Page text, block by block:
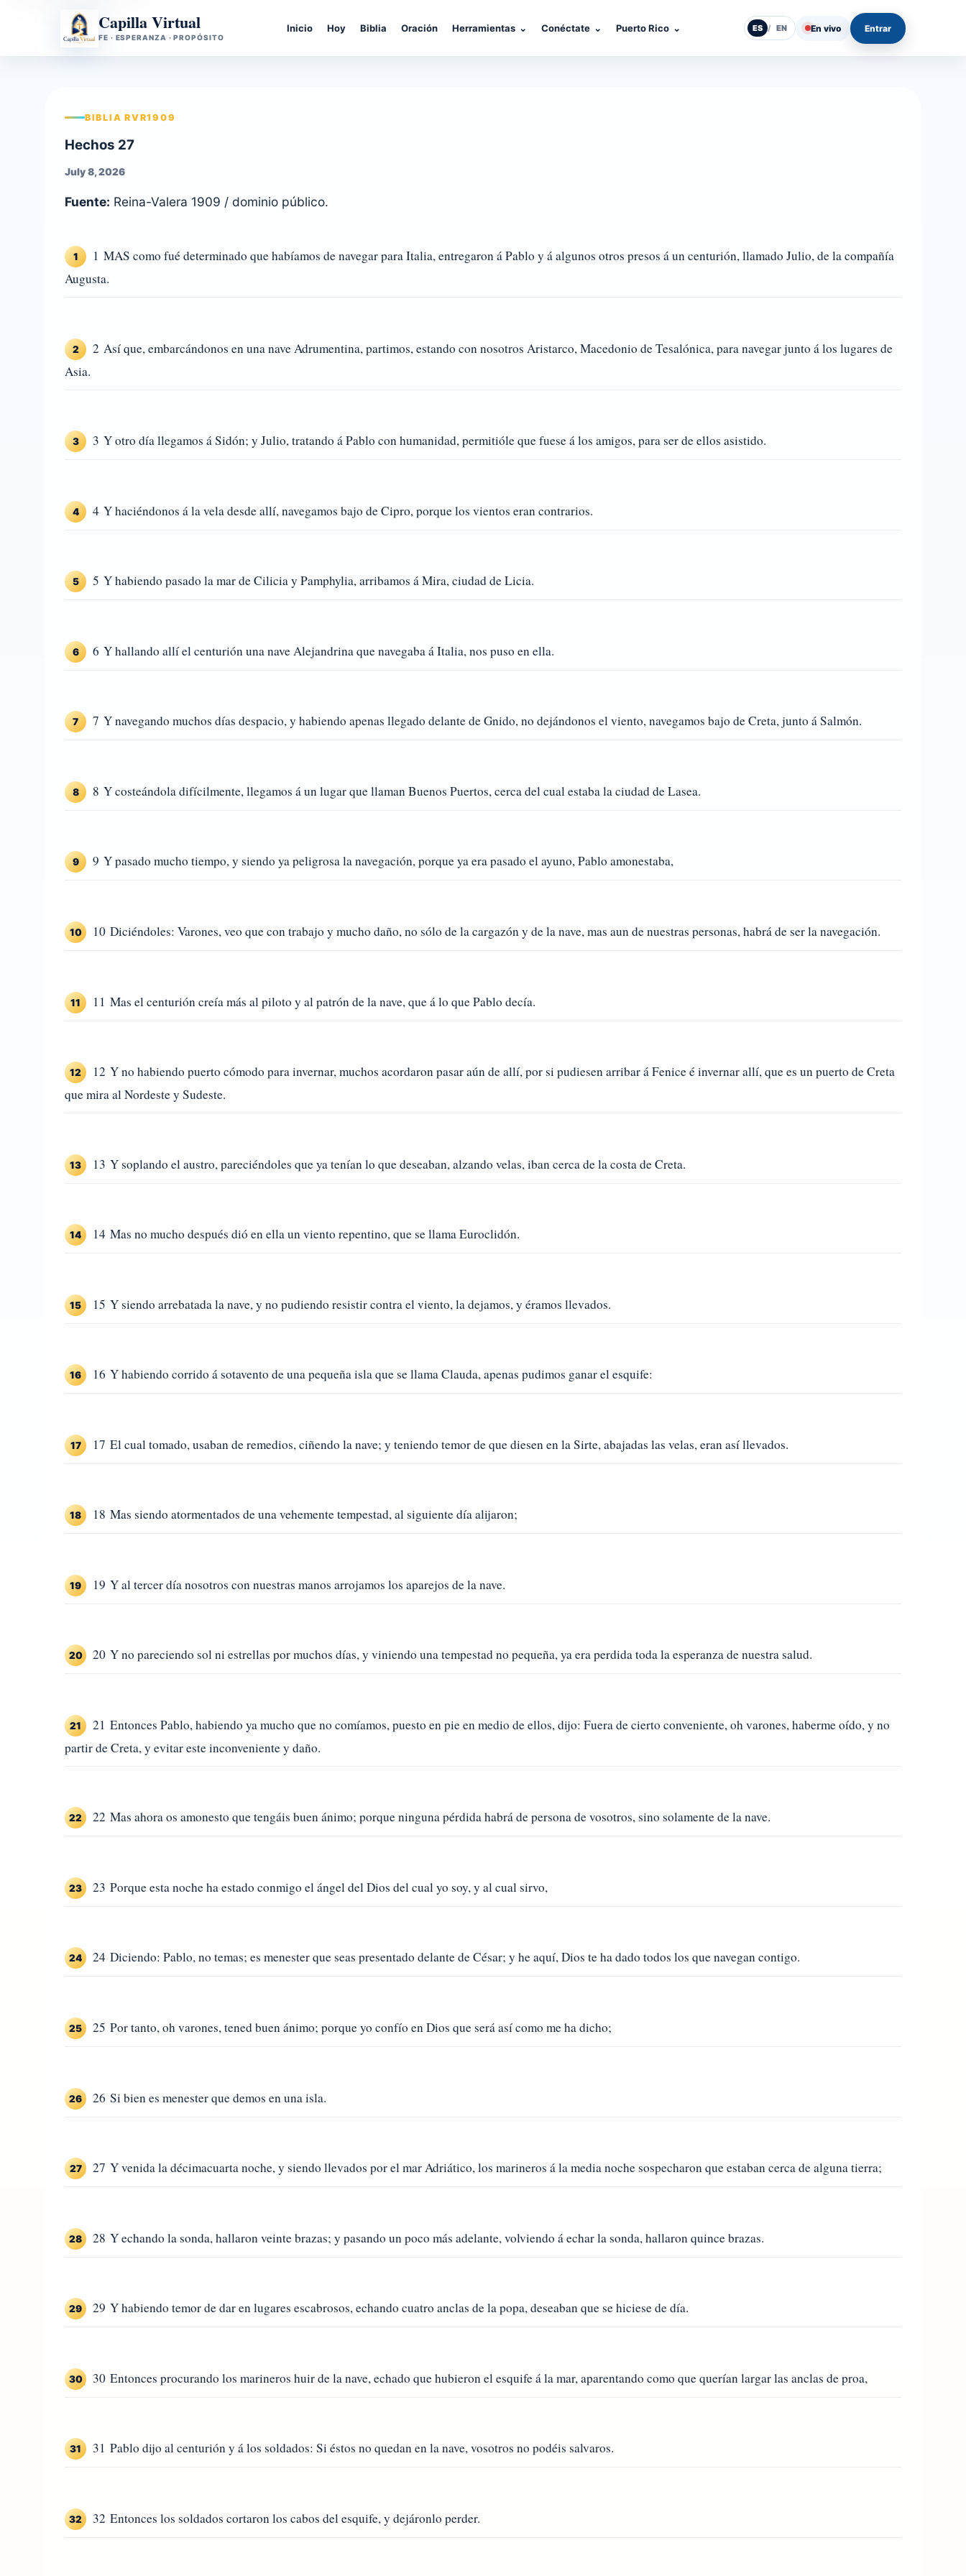
Capilla Virtual
FE · ESPERANZA · PROPÓSITO
Inicio Hoy Biblia Oración Herramientas ⌄ Conéctate ⌄ Puerto Rico ⌄ ES / EN En vivo Entrar
BIBLIA RVR1909
Hechos 27
July 8, 2026
Fuente: Reina-Valera 1909 / dominio público.
1
1 MAS como fué determinado que habíamos de navegar para Italia, entregaron á Pablo y á algunos otros presos á un centurión, llamado Julio, de la compañía
Augusta.
2
2 Así que, embarcándonos en una nave Adrumentina, partimos, estando con nosotros Aristarco, Macedonio de Tesalónica, para navegar junto á los lugares de
Asia.
3 3 Y otro día llegamos á Sidón; y Julio, tratando á Pablo con humanidad, permitióle que fuese á los amigos, para ser de ellos asistido.
4 4 Y haciéndonos á la vela desde allí, navegamos bajo de Cipro, porque los vientos eran contrarios.
5 5 Y habiendo pasado la mar de Cilicia y Pamphylia, arribamos á Mira, ciudad de Licia.
6 6 Y hallando allí el centurión una nave Alejandrina que navegaba á Italia, nos puso en ella.
7 7 Y navegando muchos días despacio, y habiendo apenas llegado delante de Gnido, no dejándonos el viento, navegamos bajo de Creta, junto á Salmón.
8 8 Y costeándola difícilmente, llegamos á un lugar que llaman Buenos Puertos, cerca del cual estaba la ciudad de Lasea.
9 9 Y pasado mucho tiempo, y siendo ya peligrosa la navegación, porque ya era pasado el ayuno, Pablo amonestaba,
10 10 Diciéndoles: Varones, veo que con trabajo y mucho daño, no sólo de la cargazón y de la nave, mas aun de nuestras personas, habrá de ser la navegación.
11 11 Mas el centurión creía más al piloto y al patrón de la nave, que á lo que Pablo decía.
12
12 Y no habiendo puerto cómodo para invernar, muchos acordaron pasar aún de allí, por si pudiesen arribar á Fenice é invernar allí, que es un puerto de Creta
que mira al Nordeste y Sudeste.
13 13 Y soplando el austro, pareciéndoles que ya tenían lo que deseaban, alzando velas, iban cerca de la costa de Creta.
14 14 Mas no mucho después dió en ella un viento repentino, que se llama Euroclidón.
15 15 Y siendo arrebatada la nave, y no pudiendo resistir contra el viento, la dejamos, y éramos llevados.
16 16 Y habiendo corrido á sotavento de una pequeña isla que se llama Clauda, apenas pudimos ganar el esquife:
17 17 El cual tomado, usaban de remedios, ciñendo la nave; y teniendo temor de que diesen en la Sirte, abajadas las velas, eran así llevados.
18 18 Mas siendo atormentados de una vehemente tempestad, al siguiente día alijaron;
19 19 Y al tercer día nosotros con nuestras manos arrojamos los aparejos de la nave.
20 20 Y no pareciendo sol ni estrellas por muchos días, y viniendo una tempestad no pequeña, ya era perdida toda la esperanza de nuestra salud.
21
21 Entonces Pablo, habiendo ya mucho que no comíamos, puesto en pie en medio de ellos, dijo: Fuera de cierto conveniente, oh varones, haberme oído, y no
partir de Creta, y evitar este inconveniente y daño.
22 22 Mas ahora os amonesto que tengáis buen ánimo; porque ninguna pérdida habrá de persona de vosotros, sino solamente de la nave.
23 23 Porque esta noche ha estado conmigo el ángel del Dios del cual yo soy, y al cual sirvo,
24 24 Diciendo: Pablo, no temas; es menester que seas presentado delante de César; y he aquí, Dios te ha dado todos los que navegan contigo.
25 25 Por tanto, oh varones, tened buen ánimo; porque yo confío en Dios que será así como me ha dicho;
26 26 Si bien es menester que demos en una isla.
27 27 Y venida la décimacuarta noche, y siendo llevados por el mar Adriático, los marineros á la media noche sospecharon que estaban cerca de alguna tierra;
28 28 Y echando la sonda, hallaron veinte brazas; y pasando un poco más adelante, volviendo á echar la sonda, hallaron quince brazas.
29 29 Y habiendo temor de dar en lugares escabrosos, echando cuatro anclas de la popa, deseaban que se hiciese de día.
30 30 Entonces procurando los marineros huir de la nave, echado que hubieron el esquife á la mar, aparentando como que querían largar las anclas de proa,
31 31 Pablo dijo al centurión y á los soldados: Si éstos no quedan en la nave, vosotros no podéis salvaros.
32 32 Entonces los soldados cortaron los cabos del esquife, y dejáronlo perder.